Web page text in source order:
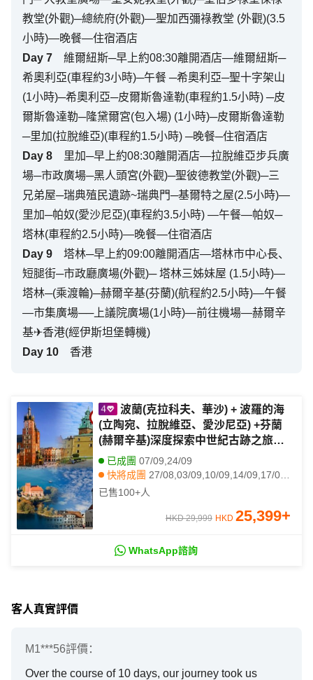
教堂(外觀)─總統府(外觀)—聖加西彌祿教堂 (外觀)(3.5
小時)—晚餐—住宿酒店
Day 7
維爾紐斯─早上約08:30離開酒店—維爾紐斯─
希奧利亞(車程約3小時)─午餐 ─希奧利亞─聖十字架山
(1小時)─希奧利亞─皮爾斯魯達勒(車程約1.5小時) ─皮
爾斯魯達勒─隆黛爾宮(包入場) (1小時)─皮爾斯魯達勒
─里加(拉脫維亞)(車程約1.5小時) ─晚餐─住宿酒店
Day 8
里加─早上約08:30離開酒店—拉脫維亞步兵廣
場─市政廣場─黑人頭宮(外觀)─聖彼德教堂(外觀)─三
兄弟屋─瑞典殖民遺跡~瑞典門─基爾特之屋(2.5小時)—
里加─帕奴(愛沙尼亞)(車程約3.5小時) —午餐—帕奴─
塔林(車程約2.5小時)—晚餐—住宿酒店
Day 9
塔林─早上約09:00離開酒店—塔林市中心長、
短腿街─市政廳廣場(外觀)─ 塔林三姊妹屋 (1.5小時)—
塔林─(乘渡輪)─赫爾辛基(芬蘭)(航程約2.5小時)—午餐
—市集廣場──上議院廣場(1小時)—前往機場—赫爾辛
基✈香港(經伊斯坦堡轉機)
Day 10 香港
波蘭(克拉科夫、華沙) + 波羅的海
(立陶宛、拉脫維亞、愛沙尼亞) +芬蘭
(赫爾辛基)深度探索中世紀古跡之旅10
天團
已成團 07/09,24/09
快將成團 27/08,03/09,10/09,14/09,17/09,21/09,22/09,28/09,08/10,15/10,22/10,29/10,05/11,12/11,17/11,19/11,26/11,07/01,14/01,21/01
其他日期
已售100+人
HKD 29,999 HKD 25,399+
WhatsApp諮詢
客人真實評價
M1***56評價：
Over the course of 10 days, our journey took us